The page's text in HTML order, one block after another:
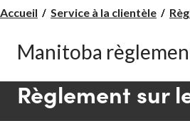
à
Accueil Service à la clientèle
Manitoba
Règlement sur